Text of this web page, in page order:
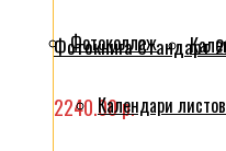
Фотокнига Стандарт
2240.00 р.
Фотоколлаж
Календари